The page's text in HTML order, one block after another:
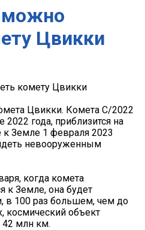
можно
Цвикки
комету Цвикки
Цвикки. Комета C/2022
2022 года, приблизится на
к Земле 1 февраля 2023
невооруженным
когда комета
к Земле, она будет
в 100 раз большем, чем до
объект
42 млн км.